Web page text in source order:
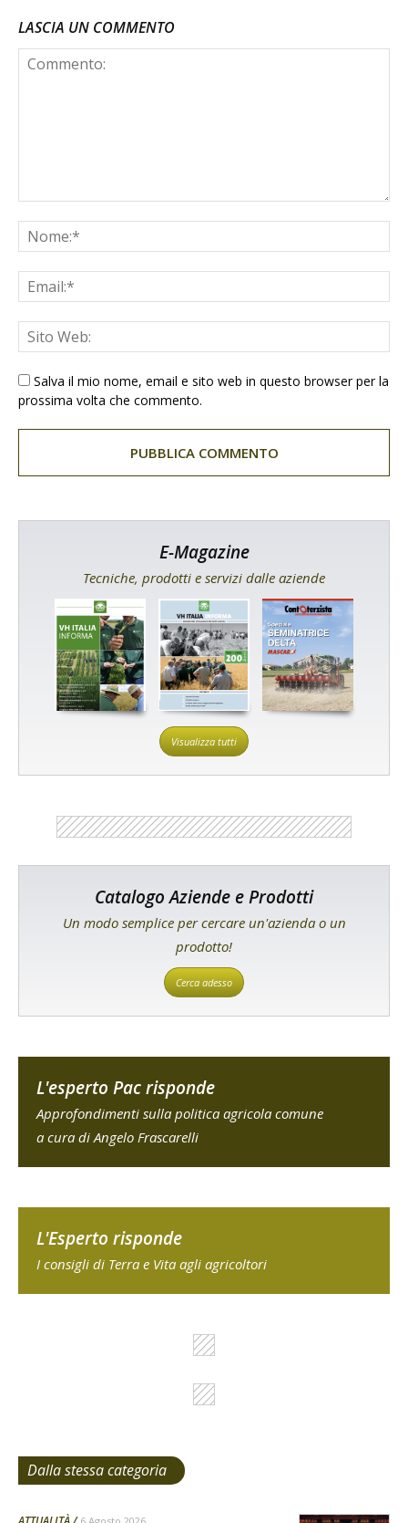
LASCIA UN COMMENTO
Salva il mio nome, email e sito web in questo browser per la
prossima volta che commento.
E-Magazine
Tecniche, prodotti e servizi dalle aziende
Visualizza tutti
Catalogo Aziende e Prodotti
Un modo semplice per cercare un'azienda o un
prodotto!
Cerca adesso
L'esperto Pac risponde
Approfondimenti sulla politica agricola comune
a cura di Angelo Frascarelli
L'Esperto risponde
I consigli di Terra e Vita agli agricoltori
Dalla stessa categoria